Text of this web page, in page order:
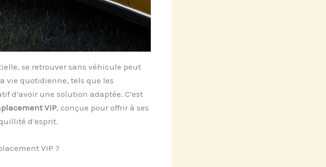
se retrouver sans véhicule peut
vie quotidienne, tels que les
d’avoir une solution adaptée. C’est
VIP, conçue pour offrir à ses
d’esprit.
VIP ?